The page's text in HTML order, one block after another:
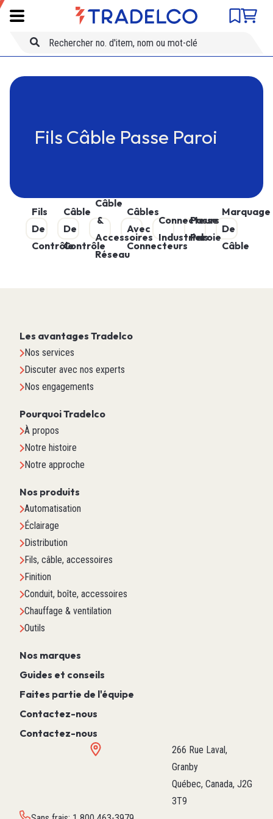
Fils Câble Passe Paroi
Fils
De
Contrôle
Câble
De
Contrôle
Câble
&
Accessoires
Réseau
Câbles
Avec
Connecteurs
Connecteurs
Industriels
Passe
Paroie
Marquage
De
Câble
Comparateur de produits
SKU
Les avantages Tradelco
Nos services
Discuter avec nos experts
Nos engagements
Pourquoi Tradelco
À propos
Notre histoire
Notre approche
Nos produits
Automatisation
Éclairage
Distribution
Fils, câble, accessoires
Finition
Conduit, boîte, accessoires
Chauffage & ventilation
Outils
Nos marques
Guides et conseils
Faites partie de l'équipe
Contactez-nous
Contactez-nous
266 Rue Laval,
Granby
Québec, Canada, J2G
3T9